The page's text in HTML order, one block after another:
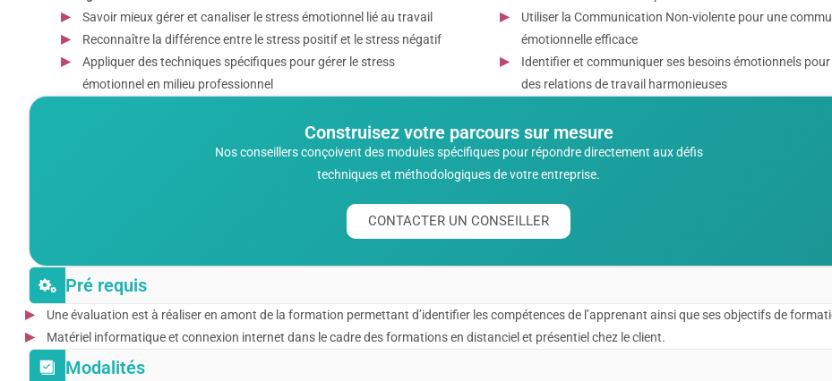
Savoir mieux gérer et canaliser le stress émotionnel lié au travail
Reconnaître la différence entre le stress positif et le stress négatif
Appliquer des techniques spécifiques pour gérer le stress
émotionnel en milieu professionnel
Utiliser la Communication Non-violente pour une
émotionnelle efficace
Identifier et communiquer ses besoins émotionnels
des relations de travail harmonieuses
Construisez votre parcours sur mesure
Nos conseillers conçoivent des modules spécifiques pour répondre directement aux défis
techniques et méthodologiques de votre entreprise.
CONTACTER UN CONSEILLER
Pré requis
Une évaluation est à réaliser en amont de la formation permettant d’identifier les compétences de l’apprenant ainsi que ses objectifs de
Matériel informatique et connexion internet dans le cadre des formations en distanciel et présentiel chez le client.
Modalités